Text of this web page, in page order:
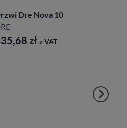
Dre Nova 10
zł z VAT